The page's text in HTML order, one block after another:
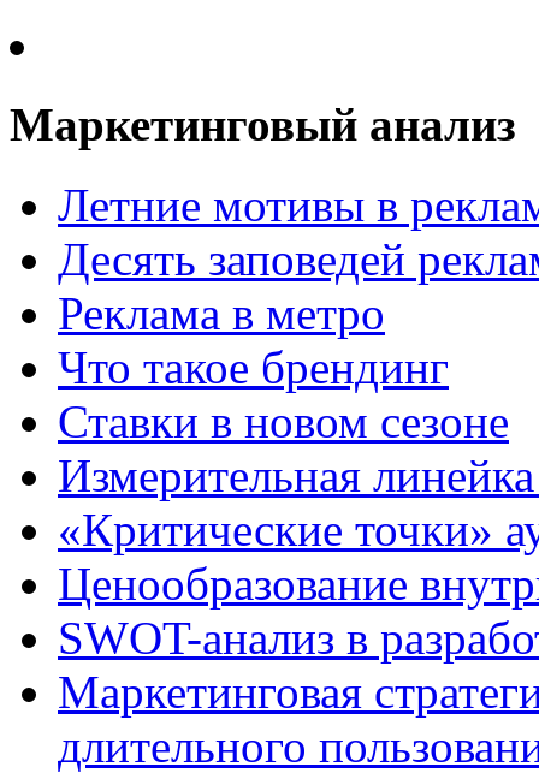
Маркетинговый анализ
Летние мотивы в
Десять заповедей
Реклама в метро
Что такое брендинг
Ставки в новом сезоне
Измерительная
«Критические точки»
Ценообразование
SWOT-анализ в
Маркетинговая
длительного